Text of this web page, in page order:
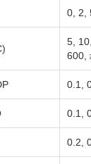
0, 2,
5,
600,
0.1,
0.1,
0.2,